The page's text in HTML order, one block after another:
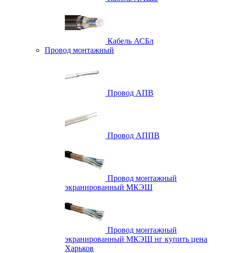
Кабель АСБл
Провод монтажный
Провод АПВ
Провод АППВ
Провод монтажный
экранированный МКЭШ
Провод монтажный
экранированный МКЭШ нг купить цена
Харьков